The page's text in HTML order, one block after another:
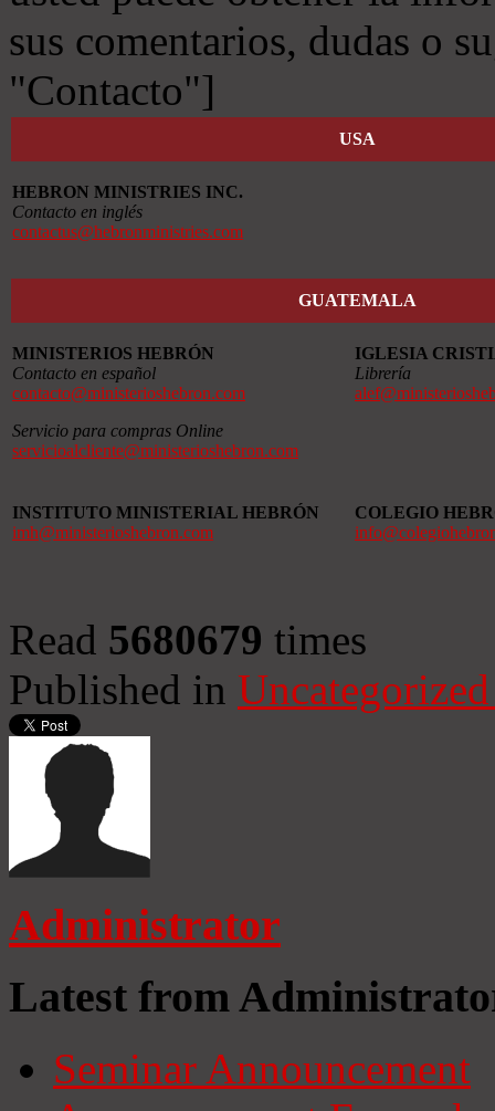
sus comentarios, dudas o
"Contacto"]
USA
HEBRON MINISTRIES INC.
Contacto en inglés
contactus@hebronministries.com
GUATEMALA
MINISTERIOS HEBRÓN
Contacto en español
contacto@ministerioshebron.com
Servicio para compras Online
servicioalcliente@ministerioshebron.com
IGLESIA
Librería
INSTITUTO MINISTERIAL HEBRÓN
imh@ministerioshebron.com
COLEGIO
Read 5680679 times
Published in
Administrator
Latest from
Seminar Announcement